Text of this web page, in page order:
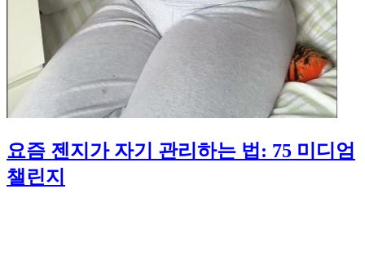
요즘 젠지가 자기 관리하는 법: 75 미디엄
챌린지